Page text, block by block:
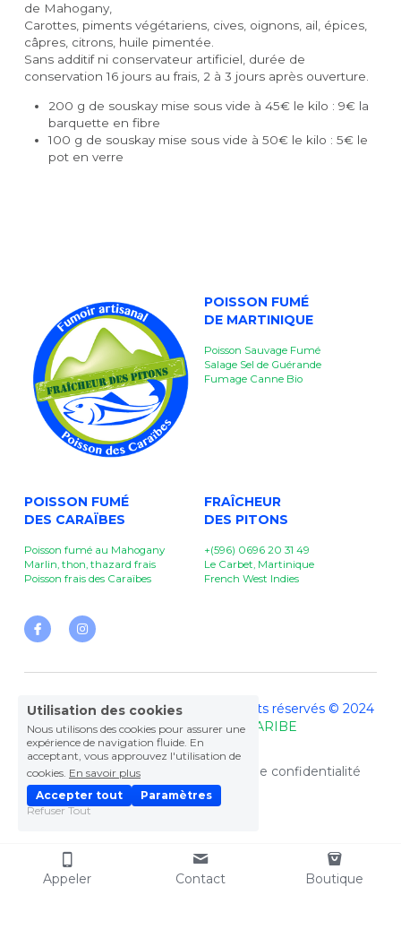
de Mahogany,
Carottes, piments végétariens, cives, oignons, ail, épices,
câpres, citrons, huile pimentée.
Sans additif ni conservateur artificiel, durée de
conservation 16 jours au frais, 2 à 3 jours après ouverture.
200 g de souskay mise sous vide à 45€ le kilo : 9€ la
barquette en fibre
100 g de souskay mise sous vide à 50€ le kilo : 5€ le
pot en verre
POISSON FUMÉ
DE MARTINIQUE
Poisson Sauvage Fumé
Salage Sel de Guérande
Fumage Canne Bio
POISSON FUMÉ
DES CARAÏBES
Poisson fumé au Mahogany
Marlin, thon, thazard frais
Poisson frais des Caraïbes
FRAÎCHEUR
DES PITONS
+(596) 0696 20 31 49
Le Carbet, Martinique
French West Indies
FRAÎCHEUR DES PITONS - Tous droits réservés © 2024
- Site Internet by DEL CARIBE
Termes et Conditions Politique de confidentialité
Appeler Contact Boutique
Utilisation des cookies
Nous utilisons des cookies pour assurer une
expérience de navigation fluide. En
acceptant, vous approuvez l'utilisation de
cookies. En savoir plus
Accepter tout
Paramètres
Refuser Tout